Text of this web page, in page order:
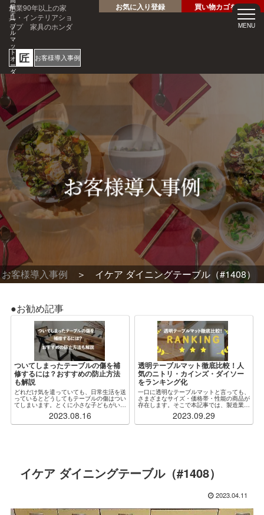
創業90年以上の家
具・インテリアショ
ップ 家具のホンダ
級
テ
ー
ブ
ル
マ
ッ
ト
オ
ー
ダ
ズ
専
店
匠 お客様導入事例
ホテル・レストラン・企業
様の大事なテーブルを傷・
汚れから守る！
サン
プル
請求
1mm
単位
オー
ダー
サイ
ズ
見積
り
請求
書対
応
短納
期
専門
家対
応
ご注文・ご
質問はお気
軽にどうぞ
0120-46-
5054
netjigyoubu@seneso.jp
受付時間：
18:30
お気に入り登録 買い物カゴを見る
MENU
お客様導入事例 イケア ダイニングテーブル（#1408）
●お勧め記事
ついてしまったテーブルの傷を補
修するには？おすすめの防止方法
も解説
どれだけ気を遣っていても、日常生活を送
っているとどうしてもテーブルの傷はつい
てしまいます。とくに小さな子どもがいる
場合、ふとしたことがきっかけで木製・ガ
ラス製問わず傷だらけになってしまうこと
もしばしばです。傷をつけないように注意
2023.08.16
透明テーブルマット徹底比較！人
気のニトリ・カインズ・ダイソー
をランキング化
一口に透明なテーブルマットと言っても、
さまざまなサイズ・価格帯・性能の商品が
存在します。そこで本記事では、製造業者
からも見解をもらいつつ、特に人気な各社
の透明テーブルマットを厳選・比較し、ラ
ンキング化しました。加えて、「自分の状
2023.09.29
イケア ダイニングテーブル（#1408）
2023.04.11